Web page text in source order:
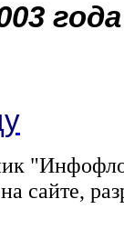
года
сайте,